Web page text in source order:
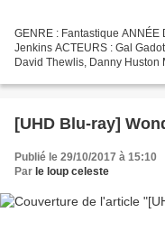
GENRE : Fantastique ANNÉE
Jenkins ACTEURS : Gal
David Thewlis, Danny Huston
[UHD Blu-ray]
Publié le 29/10/2017 à 15:10
Par le loup celeste